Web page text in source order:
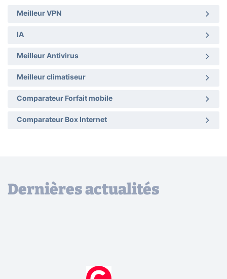
Meilleur VPN
IA
Meilleur Antivirus
Meilleur climatiseur
Comparateur Forfait mobile
Comparateur Box Internet
Dernières actualités